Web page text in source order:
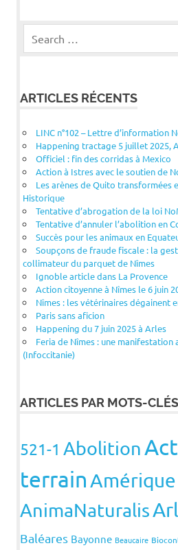
ARTICLES RÉCENTS
LINC n°102 – Lettre d’information
Happening tractage 5 juillet 2025,
Officiel : fin des corridas à Mexico
Action à Istres avec le soutien de
Les arènes de Quito transformées
Historique
Tentative d’abrogation de la loi
Tentative d’annuler l’abolition en
Succès pour les animaux en
Soupçons de fraude fiscale : la
collimateur du parquet de Nîmes
Ignoble article dans La Provence
Action citoyenne à Nîmes le 6 juin
Nîmes : les vétérinaires dégainent
Paris sans aficion
Happening du 7 juin 2025 à Arles
Feria de Nîmes : une manifestation
(Infoccitanie)
ARTICLES PAR MOTS-CLÉS
521-1 Abolition
terrain
AnimaNaturalis
Baléares Bayonne Beaucaire